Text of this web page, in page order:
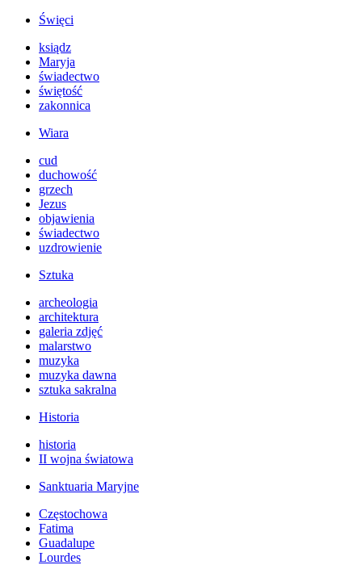
Święci
ksiądz
Maryja
świadectwo
świętość
zakonnica
Wiara
cud
duchowość
grzech
Jezus
objawienia
świadectwo
uzdrowienie
Sztuka
archeologia
architektura
galeria zdjęć
malarstwo
muzyka
muzyka dawna
sztuka sakralna
Historia
historia
II wojna światowa
Sanktuaria Maryjne
Częstochowa
Fatima
Guadalupe
Lourdes